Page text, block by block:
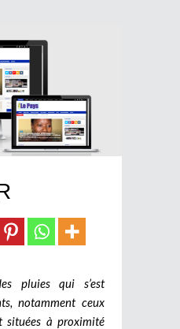
pluies qui s’est
notamment ceux
situées à proximité